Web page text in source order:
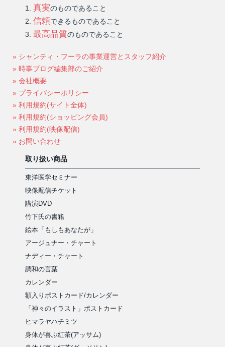
真実のものであること
信頼できるものであること
最高品質のものであること
» シャンティ・フーラの事業運営とスタッフ紹介
» 時事ブログ編集部のご紹介
» 会社概要
» プライバシーポリシー
» 利用規約(サイト全体)
» 利用規約(ショッピング会員)
» 利用規約(映像配信)
» お問い合わせ
取り扱い商品
東洋医学セミナー
映像配信チケット
講演DVD
竹下氏の書籍
絵本「もしもあなたが」
アージュナー・チャート
ナディー・チャート
調和の言葉
カレンダー
額入りポストカード/カレンダー
「神々のイラスト」ポストカード
ヒマラヤハチミツ
身体が喜ぶ紅茶(アッサム)